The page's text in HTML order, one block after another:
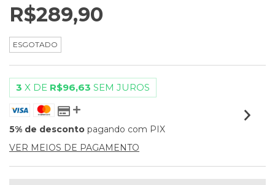
R$289,90
ESGOTADO
3 X DE R$96,63 SEM JUROS
5% de desconto pagando com PIX
VER MEIOS DE PAGAMENTO